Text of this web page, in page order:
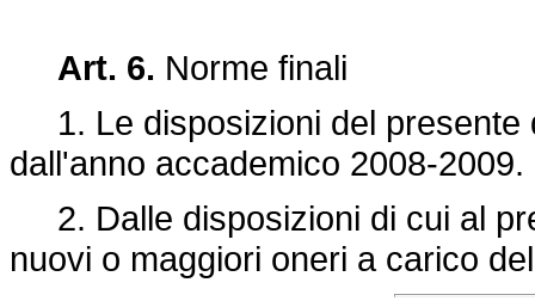
Art. 6. Norme finali
1. Le disposizioni del presente
dall'anno accademico 2008-2009.
2. Dalle disposizioni di cui al
nuovi o maggiori oneri a carico